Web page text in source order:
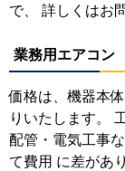
で、 詳しくはお
業務用エアコン
価格は、機器本
りいたします。
配管・電気工事
て費用 に差があ